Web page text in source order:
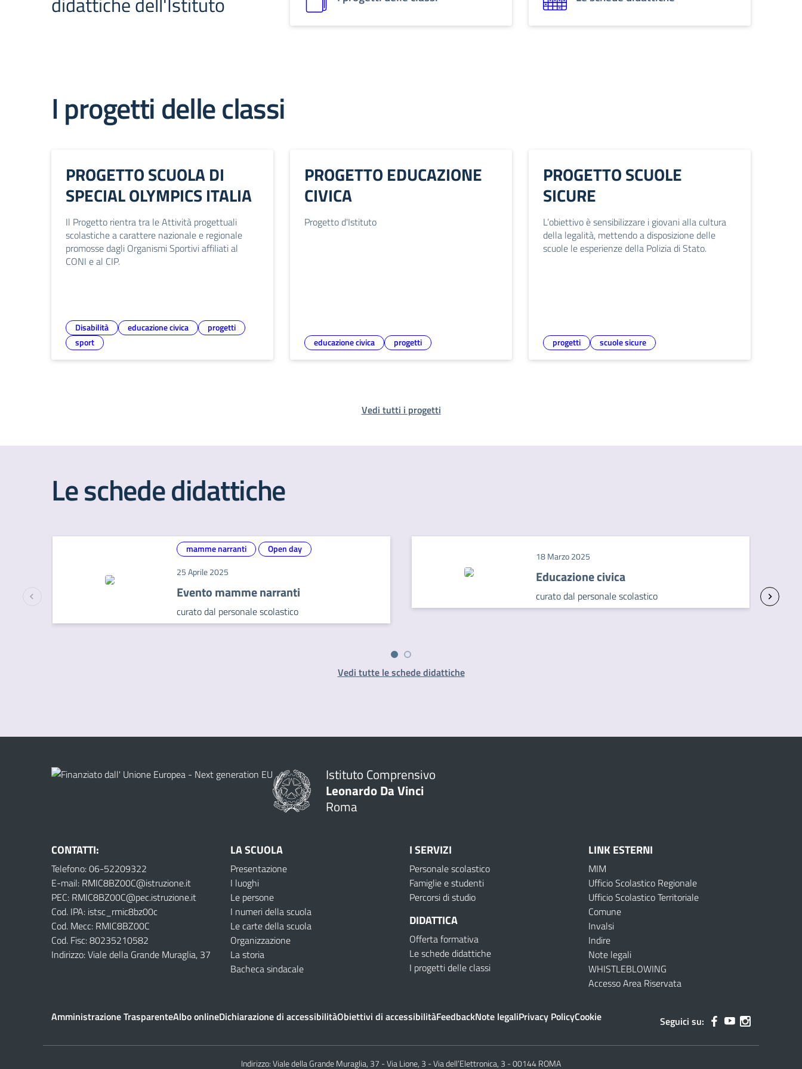
I progetti delle classi
PROGETTO SCUOLA DI
SPECIAL OLYMPICS ITALIA
Il Progetto rientra tra le Attività progettuali
scolastiche a carattere nazionale e regionale
promosse dagli Organismi Sportivi affiliati al
CONI e al CIP.
Disabilità educazione civica
progetti
sport
PROGETTO EDUCAZIONE
CIVICA
Progetto d'Istituto
educazione civica progetti
PROGETTO SCUOLE
SICURE
L’obiettivo è sensibilizzare i giovani alla cultura
della legalità, mettendo a disposizione delle
scuole le esperienze della Polizia di Stato.
progetti scuole sicure
Vedi tutti i progetti
Le schede didattiche
mamme narranti Open day
25 Aprile 2025
Evento mamme narranti
curato dal personale scolastico
18 Marzo 2025
Educazione civica
curato dal personale scolastico
Vedi tutte le schede didattiche
Istituto Comprensivo
Leonardo Da Vinci
Roma
CONTATTI:
Telefono: 06-52209322
E-mail: RMIC8BZ00C@istruzione.it
PEC: RMIC8BZ00C@pec.istruzione.it
Cod. IPA: istsc_rmic8bz00c
Cod. Mecc: RMIC8BZ00C
Cod. Fisc: 80235210582
Indirizzo: Viale della Grande Muraglia, 37
LA SCUOLA
Presentazione
I luoghi
Le persone
I numeri della scuola
Le carte della scuola
Organizzazione
La storia
Bacheca sindacale
I SERVIZI
Personale scolastico
Famiglie e studenti
Percorsi di studio
DIDATTICA
Offerta formativa
Le schede didattiche
I progetti delle classi
LINK ESTERNI
MIM
Ufficio Scolastico Regionale
Ufficio Scolastico Territoriale
Comune
Invalsi
Indire
Note legali
WHISTLEBLOWING
Accesso Area Riservata
Amministrazione TrasparenteAlbo onlineDichiarazione di accessibilitàObiettivi di accessibilitàFeedbackNote legaliPrivacy PolicyCookie Seguici su:
Indirizzo:Viale della Grande Muraglia, 37 - Via Lione, 3 - Via dell’Elettronica, 3 - 00144 ROMA